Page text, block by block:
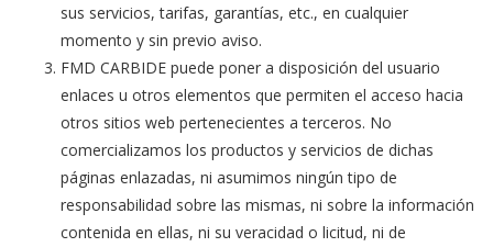
sus servicios, tarifas, garantías, etc., en cualquier
momento y sin previo aviso.
FMD CARBIDE puede poner a disposición del usuario
enlaces u otros elementos que permiten el acceso hacia
otros sitios web pertenecientes a terceros. No
comercializamos los productos y servicios de dichas
páginas enlazadas, ni asumimos ningún tipo de
responsabilidad sobre las mismas, ni sobre la información
contenida en ellas, ni su veracidad o licitud, ni de